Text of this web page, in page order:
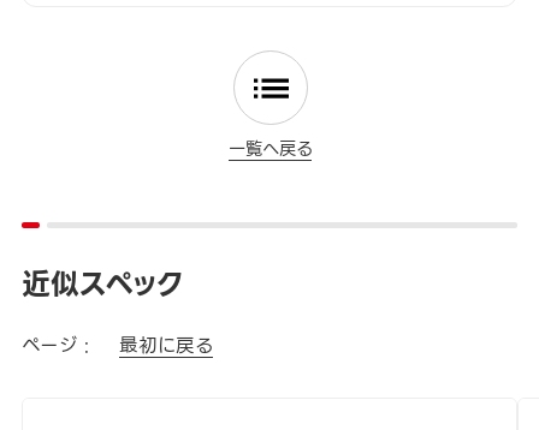
一覧へ戻る
近似スペック
ページ : 最初に戻る